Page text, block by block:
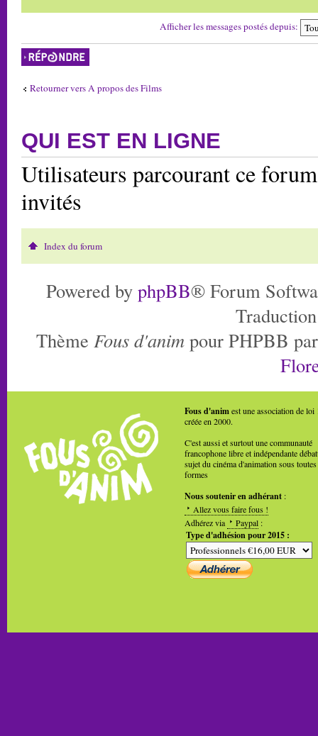
Afficher les messages postés depuis:
Répondre
Retourner vers A propos des Films
QUI EST EN LIGNE
Utilisateurs parcourant ce
invités
Index du forum
Powered by phpBB® Forum
Thème Fous d'anim pour PHPBB
Fous d'animest une association de loi
créée en 2000.
C'est aussi et surtout une communauté
francophone libre et indépendante
sujet du cinéma d'animation sous toutes
formes
Nous soutenir en adhérant :
Allez vous faire fous !
Adhérez via
Paypal :
Type d'adhésion pour 2015 :